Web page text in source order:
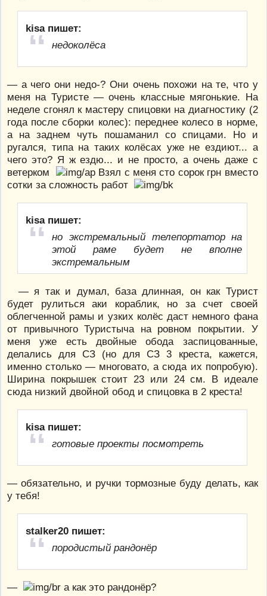
kisa пишет:
недоколёса
— а чего они недо-? Они очень похожи на те, что у
меня на Туристе — очень классные мягонькие. На
неделе сгонял к мастеру спицовки на диагностику (2
года после сборки колес): переднее колесо в норме,
а на заднем чуть пошаманил со спицами. Но и
ругался, типа на таких колёсах уже не ездиют... а
чего это? Я ж ездю... и не просто, а очень даже с
ветерком
Взял с меня сто сорок грн вместо
сотки за сложность работ
kisa пишет:
но экстремальный телепортатор на
этой раме будет не вполне
экстремальным
— я так и думал, база длинная, он как Турист
будет рулиться аки кораблик, но за счет своей
облегченной рамы и узких колёс даст немного фана
от привычного Туристыча на ровном покрытии. У
меня уже есть двойные обода заспицованные,
делались для CЗ (но для СЗ 3 креста, кажется,
именно столько — многовато, а сюда их попробую).
Ширина покрышек стоит 23 или 24 см. В идеале
сюда низкий двойной обод и спицовка в 2 креста!
kisa пишет:
готовые проекты посмотреть
— обязательно, и ручки тормозные буду делать, как
у тебя!
stalker20 пишет:
породистый рандонёр
— а как это рандонёр?